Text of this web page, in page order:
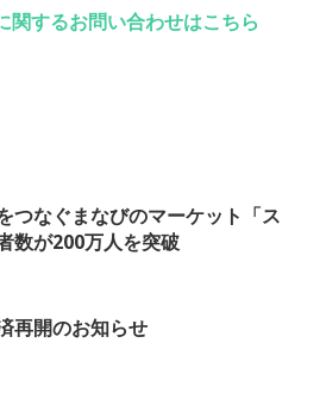
関するお問い合わせはこちら
つなぐまなびのマーケット「ス
数が200万人を突破
再開のお知らせ